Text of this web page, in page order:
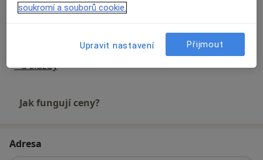
+ 3 služby
Jak fungují ceny?
Adresa
soukromí a souborů cookie.
Upravit nastavení Přijmout